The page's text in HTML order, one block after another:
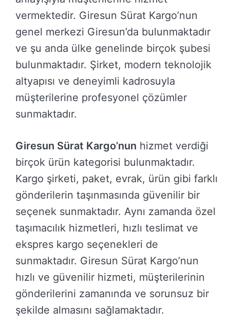
vermektedir. Giresun Sürat Kargo’nun
genel merkezi Giresun’da bulunmaktadır
ve şu anda ülke genelinde birçok şubesi
bulunmaktadır. Şirket, modern teknolojik
altyapısı ve deneyimli kadrosuyla
müşterilerine profesyonel çözümler
sunmaktadır.
Giresun Sürat Kargo’nun hizmet verdiği
birçok ürün kategorisi bulunmaktadır.
Kargo şirketi, paket, evrak, ürün gibi farklı
gönderilerin taşınmasında güvenilir bir
seçenek sunmaktadır. Aynı zamanda özel
taşımacılık hizmetleri, hızlı teslimat ve
ekspres kargo seçenekleri de
sunmaktadır. Giresun Sürat Kargo’nun
hızlı ve güvenilir hizmeti, müşterilerinin
gönderilerini zamanında ve sorunsuz bir
şekilde almasını sağlamaktadır.